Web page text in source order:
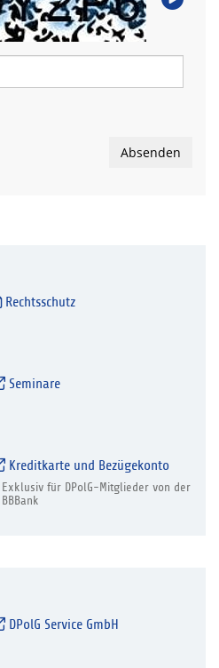
Absenden
Rechtsschutz
Seminare
Kreditkarte und Bezügekonto
Exklusiv für DPolG-Mitglieder von der
BBBank
DPolG Service GmbH